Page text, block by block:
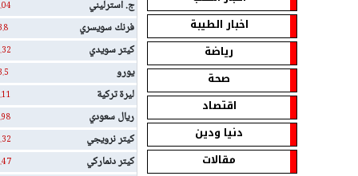
اخبار الطيبة
رياضة
صحة
اقتصاد
دنيا ودين
مقالات
ج. استرليني
فرنك سويسري
كيتر سويدي
يورو
ليرة تركية
ريال سعودي
كيتر نرويجي
كيتر دنماركي